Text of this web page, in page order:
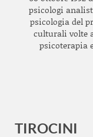
psicologi
psicologia del
culturali volte
psicoterapia
TIROCINI